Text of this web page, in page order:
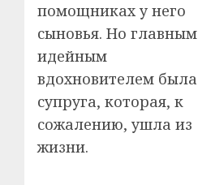
помощниках у него
сыновья. Но главным
идейным
вдохновителем была
супруга, которая, к
сожалению, ушла из
жизни.